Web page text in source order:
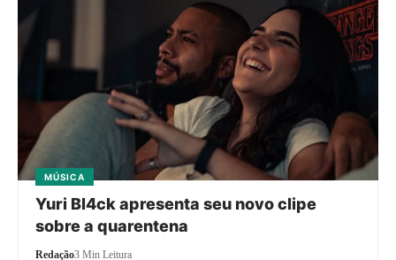
MÚSICA
Yuri Bl4ck apresenta seu novo clipe
sobre a quarentena
Redação3 Min Leitura